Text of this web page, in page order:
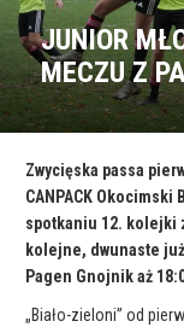
JUNIOR
MECZU Z
Zwycięska passa
CANPACK
spotkaniu 12. kolejki
kolejne, dwunaste
Pagen Gnojnik aż
„Biało-zieloni” od